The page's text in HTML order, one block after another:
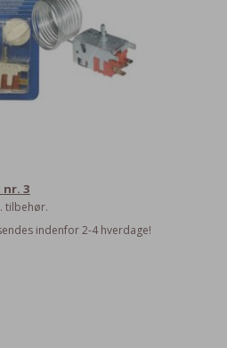
3
tilbehør.
indenfor 2-4 hverdage!